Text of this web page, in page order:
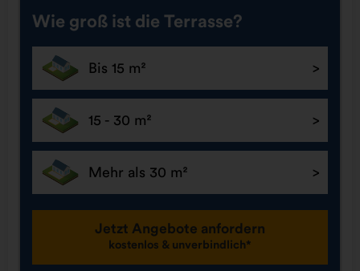
Wie groß ist die Terrasse?
Bis 15 m²
15 - 30 m²
Mehr als 30 m²
Jetzt Angebote anfordern
kostenlos & unverbindlich*